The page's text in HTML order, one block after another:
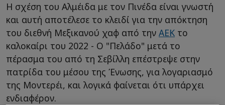
Η σχέση του Αλμέιδα με τον Πινέδα είναι γνωστή
και αυτή αποτέλεσε το κλειδί για την απόκτηση
του διεθνή Μεξικανού χαφ από την ΑΕΚ το
καλοκαίρι του 2022 - O "Πελάδο" μετά το
πέρασμα του από τη Σεβίλλη επέστρεψε στην
πατρίδα του μέσου της Ένωσης, για λογαριασμό
της Μοντερέι, και λογικά φαίνεται ότι υπάρχει
ενδιαφέρον.